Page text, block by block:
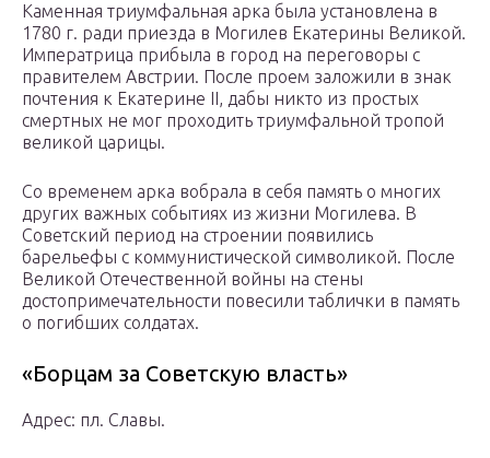
Каменная триумфальная арка была установлена в
1780 г. ради приезда в Могилев Екатерины Великой.
Императрица прибыла в город на переговоры с
правителем Австрии. После проем заложили в знак
почтения к Екатерине II, дабы никто из простых
смертных не мог проходить триумфальной тропой
великой царицы.
Со временем арка вобрала в себя память о многих
других важных событиях из жизни Могилева. В
Советский период на строении появились
барельефы с коммунистической символикой. После
Великой Отечественной войны на стены
достопримечательности повесили таблички в память
о погибших солдатах.
«Борцам за Советскую власть»
Адрес: пл. Славы.